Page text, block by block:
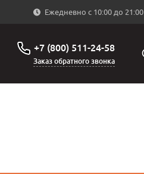
Ежедневно с 10:00 до 21:00
+7 (800) 511-24-58
Заказ обратного звонка